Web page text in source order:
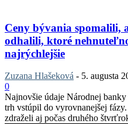
Ceny bývania spomalili,
odhalili, ktoré
najrýchlejšie
Zuzana Hlašeková - 5. augusta
0
Najnovšie údaje Národnej
trh vstúpil do vyrovnanejšej
zdraželi aj počas druhého